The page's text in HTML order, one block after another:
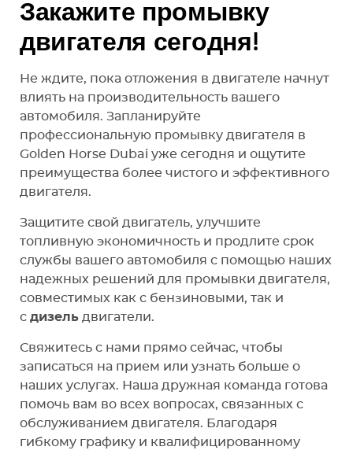
Закажите промывку
двигателя сегодня!
Не ждите, пока отложения в двигателе начнут
влиять на производительность вашего
автомобиля. Запланируйте
профессиональную промывку двигателя в
Golden Horse Dubai уже сегодня и ощутите
преимущества более чистого и эффективного
двигателя.
Защитите свой двигатель, улучшите
топливную экономичность и продлите срок
службы вашего автомобиля с помощью наших
надежных решений для промывки двигателя,
совместимых как с бензиновыми, так и
с дизель двигатели.
Свяжитесь с нами прямо сейчас, чтобы
записаться на прием или узнать больше о
наших услугах. Наша дружная команда готова
помочь вам во всех вопросах, связанных с
обслуживанием двигателя. Благодаря
гибкому графику и квалифицированному